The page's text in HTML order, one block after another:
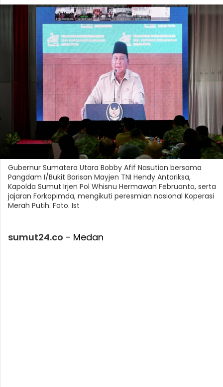
Gubernur Sumatera Utara Bobby Afif Nasution bersama
Pangdam I/Bukit Barisan Mayjen TNI Hendy Antariksa,
Kapolda Sumut Irjen Pol Whisnu Hermawan Februanto, serta
jajaran Forkopimda, mengikuti peresmian nasional Koperasi
Merah Putih. Foto. Ist
sumut24.co - Medan